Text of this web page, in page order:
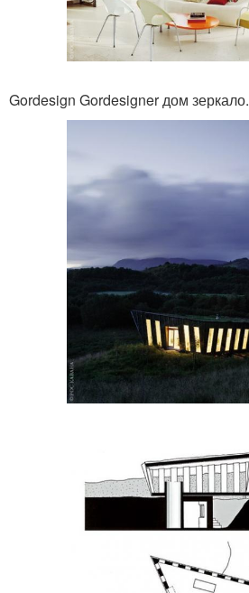
Gordesign Gordesigner дом зеркало.